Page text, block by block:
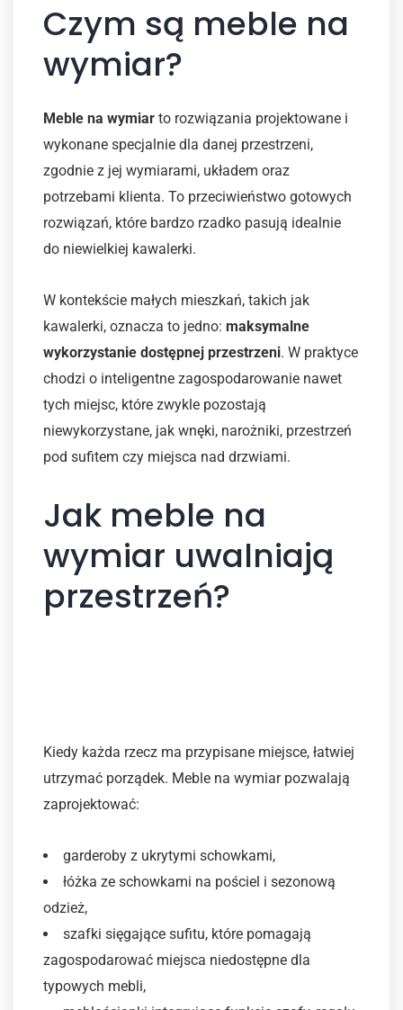
Czym są meble na
wymiar?
Meble na wymiar to rozwiązania projektowane i
wykonane specjalnie dla danej przestrzeni,
zgodnie z jej wymiarami, układem oraz
potrzebami klienta. To przeciwieństwo gotowych
rozwiązań, które bardzo rzadko pasują idealnie
do niewielkiej kawalerki.
W kontekście małych mieszkań, takich jak
kawalerki, oznacza to jedno: maksymalne
wykorzystanie dostępnej przestrzeni. W praktyce
chodzi o inteligentne zagospodarowanie nawet
tych miejsc, które zwykle pozostają
niewykorzystane, jak wnęki, narożniki, przestrzeń
pod sufitem czy miejsca nad drzwiami.
Jak meble na
wymiar uwalniają
przestrzeń?
Kiedy każda rzecz ma przypisane miejsce, łatwiej
utrzymać porządek. Meble na wymiar pozwalają
zaprojektować:
garderoby z ukrytymi schowkami,
łóżka ze schowkami na pościel i sezonową
odzież,
szafki sięgające sufitu, które pomagają
zagospodarować miejsca niedostępne dla
typowych mebli,